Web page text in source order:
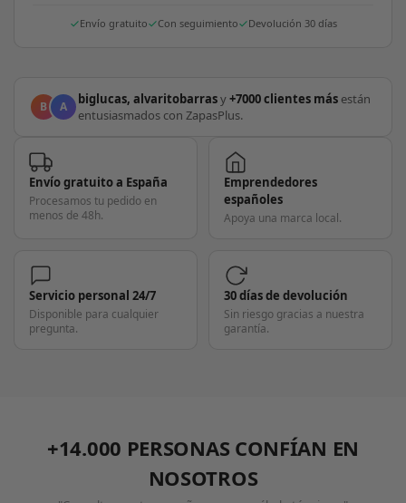
Envío gratuito Con seguimiento Devolución 30 días
B A biglucas, alvaritobarrasy+7000 clientes más están
entusiasmados con ZapasPlus.
Envío gratuito a España
Procesamos tu pedido en
menos de 48h.
Emprendedores
españoles
Apoya una marca local.
Servicio personal 24/7
Disponible para cualquier
pregunta.
30 días de devolución
Sin riesgo gracias a nuestra
garantía.
+14.000 PERSONAS CONFÍAN EN
NOSOTROS